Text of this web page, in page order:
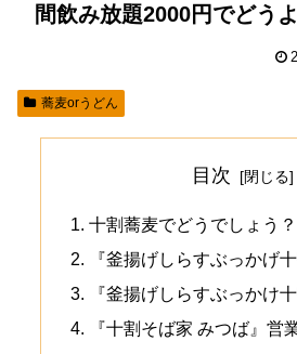
間飲み放題2000円でどう
蕎麦orうどん
目次
十割蕎麦でどうでしょう？
『釜揚げしらすぶっかげ
『釜揚げしらすぶっかけ
『十割そば家 みつば』営